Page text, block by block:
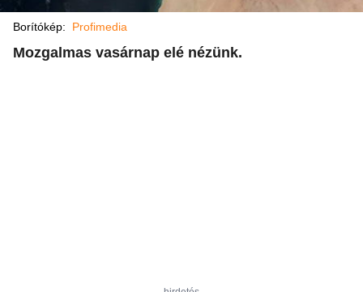
Borítókép: Profimedia
Mozgalmas vasárnap elé nézünk.